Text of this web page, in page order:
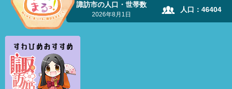
諏訪市の人口・世帯数
2026年8月1日
人口： 46404